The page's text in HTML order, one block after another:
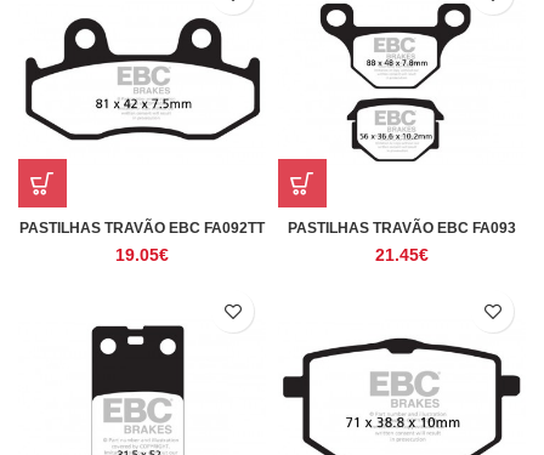
PASTILHAS TRAVÃO EBC FA092TT
19.05€
PASTILHAS TRAVÃO EBC FA093
21.45€